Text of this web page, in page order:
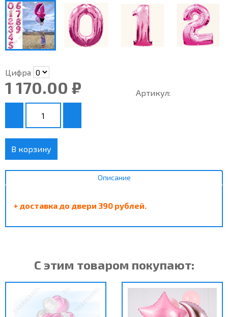
Цифра
1 170.00 ₽ Артикул:
В корзину
Описание
+ доставка до двери 390 рублей.
С этим товаром покупают: